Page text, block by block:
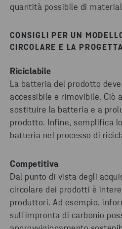
quantità possibile di
CONSIGLI PER UN
CIRCOLARE E LA
Riciclabile
La batteria del prodotto
accessibile e rimovibile. Ciò
sostituire la batteria e a
prodotto. Infine, semplifica
batteria nel processo di
Competitiva
Dal punto di vista degli
circolare dei prodotti è
produttori. Ad esempio,
sull'impronta di carbonio